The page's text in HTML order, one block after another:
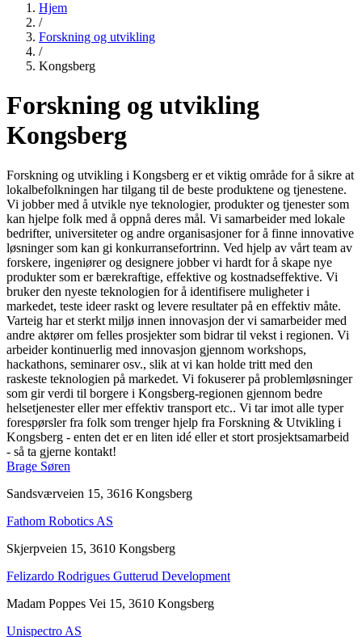
Hjem
/
Forskning og utvikling
/
Kongsberg
Forskning og utvikling
Kongsberg
Forskning og utvikling i Kongsberg er et viktig område for å sikre at
lokalbefolkningen har tilgang til de beste produktene og tjenestene.
Vi jobber med å utvikle nye teknologier, produkter og tjenester som
kan hjelpe folk med å oppnå deres mål. Vi samarbeider med lokale
bedrifter, universiteter og andre organisasjoner for å finne innovative
løsninger som kan gi konkurransefortrinn. Ved hjelp av vårt team av
forskere, ingeniører og designere jobber vi hardt for å skape nye
produkter som er bærekraftige, effektive og kostnadseffektive. Vi
bruker den nyeste teknologien for å identifisere muligheter i
markedet, teste ideer raskt og levere resultater på en effektiv måte.
Varteig har et sterkt miljø innen innovasjon der vi samarbeider med
andre aktører om felles prosjekter som bidrar til vekst i regionen. Vi
arbeider kontinuerlig med innovasjon gjennom workshops,
hackathons, seminarer osv., slik at vi kan holde tritt med den
raskeste teknologien på markedet. Vi fokuserer på problemløsninger
som gir verdi til borgere i Kongsberg-regionen gjennom bedre
helsetjenester eller mer effektiv transport etc.. Vi tar imot alle typer
forespørsler fra folk som trenger hjelp fra Forskning & Utvikling i
Kongsberg - enten det er en liten idé eller et stort prosjektsamarbeid
- så ta gjerne kontakt!
Brage Søren
Sandsværveien 15, 3616 Kongsberg
Fathom Robotics AS
Skjerpveien 15, 3610 Kongsberg
Felizardo Rodrigues Gutterud Development
Madam Poppes Vei 15, 3610 Kongsberg
Unispectro AS